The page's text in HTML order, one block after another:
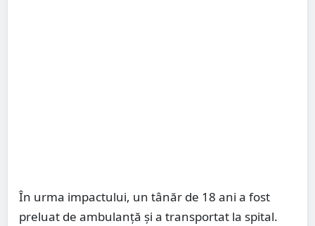
În urma impactului, un tânăr de 18 ani a fost
preluat de ambulanţă și a transportat la spital.